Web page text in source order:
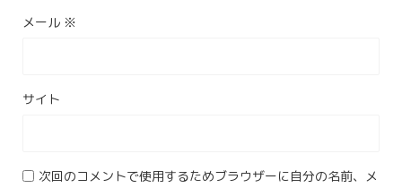
メール ※
サイト
次回のコメントで使用するためブラウザーに自分の名前、メ